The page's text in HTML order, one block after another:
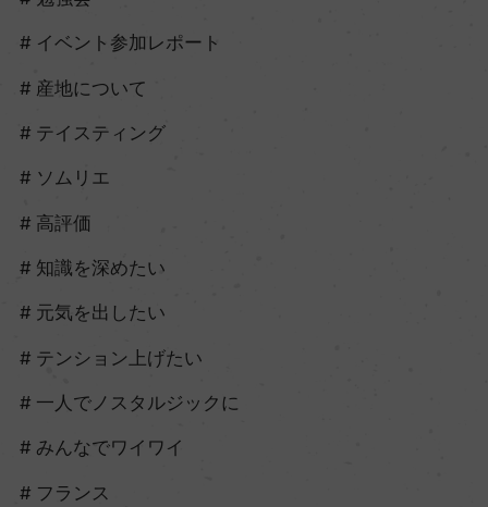
イベント参加レポート
産地について
テイスティング
ソムリエ
高評価
知識を深めたい
元気を出したい
テンション上げたい
一人でノスタルジックに
みんなでワイワイ
フランス